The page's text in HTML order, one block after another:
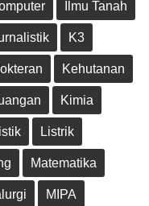
Ilmu Tanah
K3
Kehutanan
Kimia
Listrik
Matematika
MIPA